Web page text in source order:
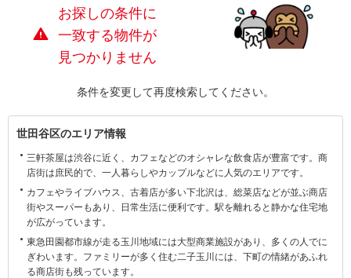
お探しの条件に
一致する物件が
見つかりません
条件を変更して再度検索してください。
世
田
谷
区
に
関
す
る
世田谷区のエリア情報
三軒茶屋は渋谷に近く、カフェなどのオシャレな飲食店が豊富です。商
店街は庶民的で、一人暮らしやカップルなどに人気のエリアです。
カフェやライブハウス、古着店が多い下北沢は、総菜店などが並ぶ商店
街やスーパーもあり、日常生活に便利です。駅を離れると静かな住宅地
が広がっています。
東急田園都市線が走る玉川地域には大型商業施設があり、多くの人でに
ぎわいます。ファミリーが多く住む二子玉川には、下町の情緒があふれ
る商店街も残っています。